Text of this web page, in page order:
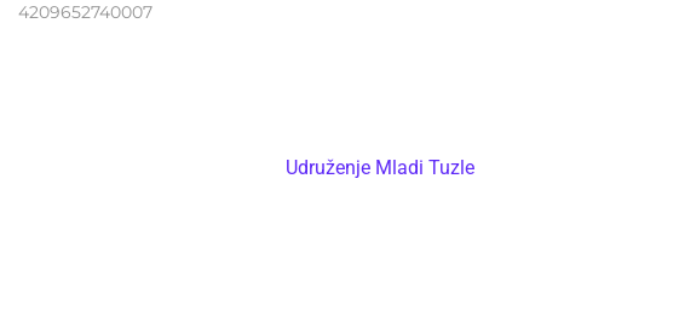
4209652740007
Udruženje Mladi Tuzle